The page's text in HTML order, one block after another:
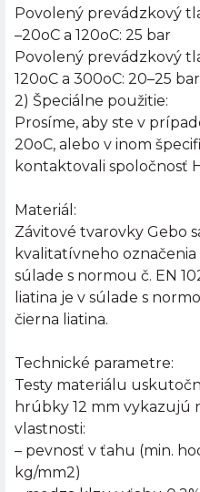
Povolený prevádzkový
–20oC a 120oC: 25 bar
Povolený prevádzkový
120oC a 300oC: 20–25 bar
2) Špeciálne použitie:
Prosíme, aby ste v
20oC, alebo v inom
kontaktovali spoločnosť
Materiál:
Závitové tvarovky Gebo
kvalitatívneho označenia
súlade s normou č. EN
liatina je v súlade s
čierna liatina.
Technické parametre:
Testy materiálu
hrúbky 12 mm vykazujú
vlastnosti:
– pevnosť v ťahu (min.
kg/mm2)